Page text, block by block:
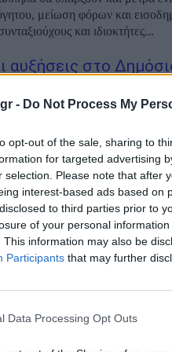
- Do Not Process My
opt-out of the sale, sharing to
for targeted advertising
selection. Please note that after
interest-based ads based on
to third parties prior to
of your personal
This information may also be
Participants that may further
Data Processing Opt Outs
μείωση φόρων και
και ιδιοκτήτες...
αυξήσεις στο
αναμένεται να έχουν οι
Ιούλιο στη Βουλή για τις
παρουσίασε, κατά την ομιλία
θα πάρουν οι
λίγες ώρες πριν την